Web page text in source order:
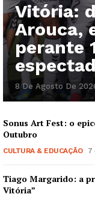
Vitória:
Arouca,
perante
8 De Agosto De
Sonus Art Fest: o
Outubro
CULTURA & EDUCAÇÃO 7
Tiago Margarido: a
Vitória”